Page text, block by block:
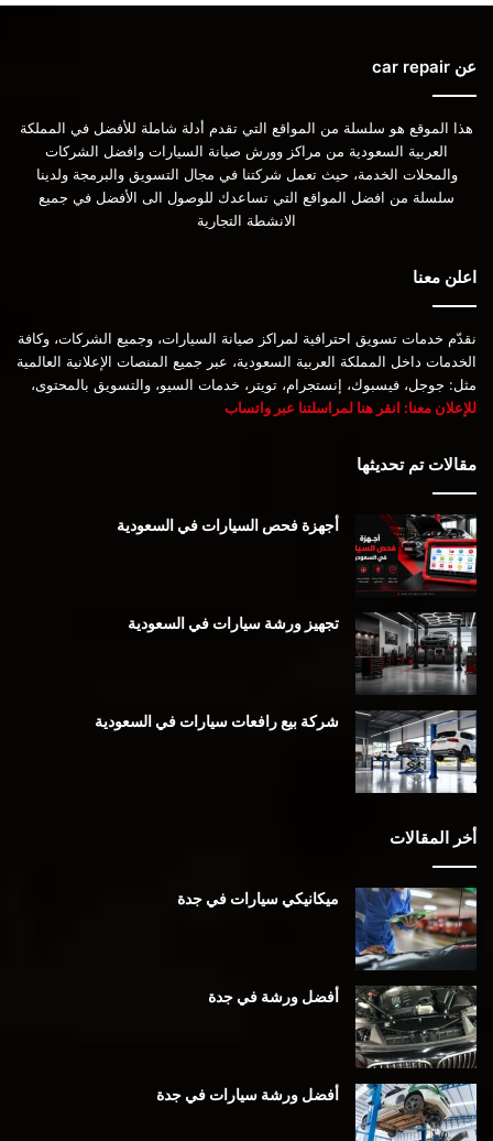
عن car repair
هذا الموقع هو سلسلة من المواقع التي تقدم أدلة شاملة للأفضل في المملكة
العربية السعودية من مراكز وورش صيانة السيارات وافضل الشركات
والمحلات الخدمة، حيث تعمل شركتنا في مجال التسويق والبرمجة ولدينا
سلسلة من افضل المواقع التي تساعدك للوصول الى الأفضل في جميع
الانشطة التجارية
اعلن معنا
نقدّم خدمات تسويق احترافية لمراكز صيانة السيارات، وجميع الشركات، وكافة
الخدمات داخل المملكة العربية السعودية، عبر جميع المنصات الإعلانية العالمية
مثل: جوجل، فيسبوك، إنستجرام، تويتر، خدمات السيو، والتسويق بالمحتوى،
للإعلان معنا: انقر هنا لمراسلتنا عبر واتساب
مقالات تم تحديثها
أجهزة فحص السيارات في السعودية
تجهيز ورشة سيارات في السعودية
شركة بيع رافعات سيارات في السعودية
أخر المقالات
ميكانيكي سيارات في جدة
أفضل ورشة في جدة
أفضل ورشة سيارات في جدة